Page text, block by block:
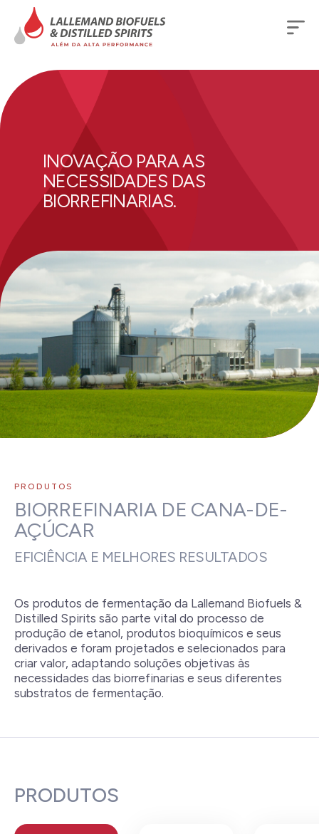
INOVAÇÃO PARA AS
NECESSIDADES DAS
BIORREFINARIAS.
PRODUTOS
BIORREFINARIA DE CANA-DE-
AÇÚCAR
EFICIÊNCIA E MELHORES RESULTADOS
Os produtos de fermentação da Lallemand Biofuels &
Distilled Spirits são parte vital do processo de
produção de etanol, produtos bioquímicos e seus
derivados e foram projetados e selecionados para
criar valor, adaptando soluções objetivas às
necessidades das biorrefinarias e seus diferentes
substratos de fermentação.
PRODUTOS